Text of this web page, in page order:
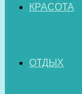
КРАСОТА
ОТДЫХ